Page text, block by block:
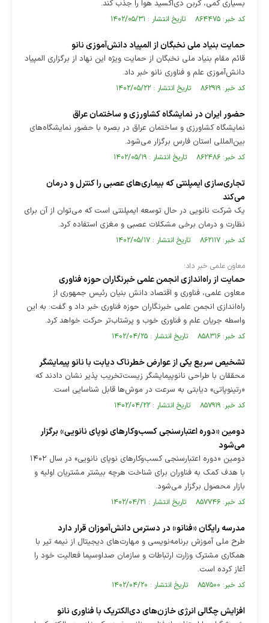
بسیاری کمی، کربن دی‌اکسید هوا را جذب کند.
کد خبر: ۸۶۴۴۷۵ تاریخ انتشار : ۱۴۰۲/۰۵/۳۱
حمایت بنیاد ملی نخبگان از المپیاد دانش‌آموزی نانو
قائم مقام بنیاد ملی نخبگان از حمایت ویژه این نهاد از برگزاری المپیاد
دانش‌آموزی علم و فناوری نانو خبر داد.
کد خبر: ۸۶۲۹۱۹ تاریخ انتشار : ۱۴۰۲/۰۵/۲۲
حضور ایران در نمایشگاه کشاورزی و ساختمان عراق
نمایشگاه کشاورزی و ساختمان عراق در بصره با حضور نمایشگاه‌های
بین‌المللی استان فارس برگزار می‌شود.
کد خبر: ۸۶۲۴۸۶ تاریخ انتشار : ۱۴۰۲/۰۵/۱۹
تجاری‌سازی ایمپلنتی که بیماری‌های عصبی را کنترل و درمان
می‌کند
یک شرکت نانویی در حال توسعه ایمپلنتی است که می‌توان از آن برای
نظارت و درمان برخی مشکلات عصبی و مغزی استفاده کرد.
کد خبر: ۸۶۲۱۱۷ تاریخ انتشار : ۱۴۰۲/۰۵/۱۷
معاون علمی خبر داد؛
حمایت از راه‌اندازی انجمن علمی خبرنگاران حوزه فناوری
معاون علمی، فناوری و اقتصاد دانش بنیان رئیس جمهوری از
راه‌اندازی انجمن علمی خبرنگاران حوزه فناوری خبر داد و گفت: به این
واسطه جریان علم و فناوری خوب و پرشتاب‌تر حرکت خواهد کرد.
کد خبر: ۸۵۸۳۱۶ تاریخ انتشار : ۱۴۰۲/۰۴/۲۵
تشخیص سریع یکی از عوارض خطرناک دیابت با نانو پیمایشگر
محققان با طراحی نانوپیمایشگر زیست‌تخریب پذیر نشان دادند که
«رتینوپاتی» دیابتی به سرعت در موش‌ها قابل شناسایی است.
کد خبر: ۸۵۷۹۱۹ تاریخ انتشار : ۱۴۰۲/۰۴/۲۲
دومین «دوره اعتبارسنجی کسب‌وکار‌های نوپای نانویی» برگزار
می‌شود
دومین «دوره اعتبارسنجی کسب‌وکار‌های نوپای نانویی» در سال ۱۴۰۲
با هدف کمک به فناوران برای شناخت هرچه بیشتر مشتریان اولیه و
بازار محصول برگزار می‌شود.
کد خبر: ۸۵۷۷۴۶ تاریخ انتشار : ۱۴۰۲/۰۴/۲۱
مدرسه رایگان «فنانو» در دسترس دانش‌آموزان قرار دارد
طرح ملی آموزش برنامه‌نویسی و مهارت‌های دیجیتال از نیمه تیر با
همکاری مشترک وزارت ارتباطات و سازمان صداوسیما فعالیت خود را
آغاز کرده است.
کد خبر: ۸۵۷۵۰۰ تاریخ انتشار : ۱۴۰۲/۰۴/۲۰
افزایش چگالی انرژی خازن‌های دی‌الکتریک با فناوری نانو